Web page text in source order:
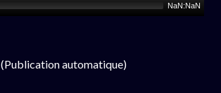
NaN:NaN
(Publication automatique)